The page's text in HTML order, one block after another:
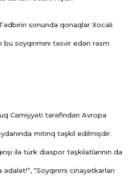
sonunda qonaqlar Xocalı
soyqırımını təsvir edən rəsm
Cəmiyyəti tərəfindən Avropa
mitinq təşkil edilmişdir.
ilə türk diaspor təşkilatlarının da
“Soyqırımı cinayətkarları